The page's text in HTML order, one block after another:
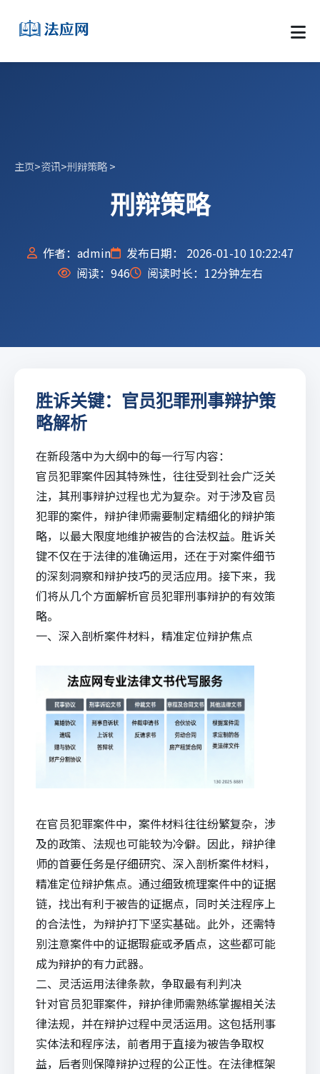
主页>资讯>刑辩策略>
刑辩策略
作者：admin
发布日期： 2026-01-10 10:22:47
阅读： 946 阅读时长：12分钟左右
胜诉关键：官员犯罪刑事辩护策
略解析
在新段落中为大纲中的每一行写内容：
官员犯罪案件因其特殊性，往往受到社会广泛关
注，其刑事辩护过程也尤为复杂。对于涉及官员
犯罪的案件，辩护律师需要制定精细化的辩护策
略，以最大限度地维护被告的合法权益。 胜诉关
键不仅在于法律的准确运用，还在于对案件细节
的深刻洞察和辩护技巧的灵活应用。接下来，我
们将从几个方面解析官员犯罪刑事辩护的有效策
略。
一、深入剖析案件材料，精准定位辩护焦点
在官员犯罪案件中，案件材料往往纷繁复杂，涉
及的政策、法规也可能较为冷僻。因此，辩护律
师的首要任务是仔细研究、深入剖析案件材料，
精准定位辩护焦点。通过细致梳理案件中的证据
链，找出有利于被告的证据点，同时关注程序上
的合法性，为辩护打下坚实基础。此外，还需特
别注意案件中的证据瑕疵或矛盾点，这些都可能
成为辩护的有力武器。
二、灵活运用法律条款，争取最有利判决
针对官员犯罪案件，辩护律师需熟练掌握相关法
律法规，并在辩护过程中灵活运用。这包括刑事
实体法和程序法，前者用于直接为被告争取权
益，后者则保障辩护过程的公正性。在法律框架